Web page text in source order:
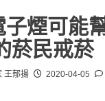
子煙可能
菸民戒菸
王郁揚 2020-04-05